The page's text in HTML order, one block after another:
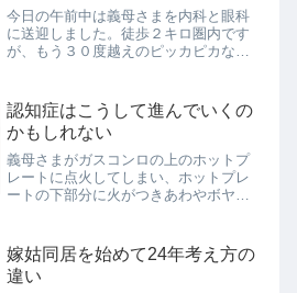
今日の午前中は義母さまを内科と眼科
に送迎しました。徒歩２キロ圏内です
が、もう３０度越えのピッカピカなお
科までを送迎し、帰りは歩いて帰って
もらいました。悩みどころなんですよ
ね...
認知症はこうして進んでいくの
かもしれない
義母さまがガスコンロの上のホットプ
レートに点火してしまい、ホットプレ
ートの下部分に火がつきあわやボヤ騒
について綴りました。
嫁姑同居を始めて24年考え方の
違い